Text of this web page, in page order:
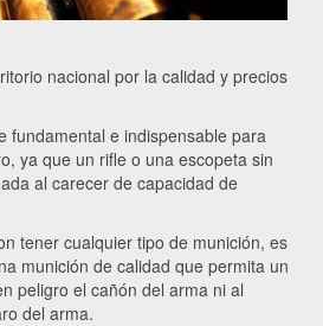
nacional por la calidad y precios
fundamental e indispensable para
ya que un rifle o una escopeta sin
al carecer de capacidad de
tener cualquier tipo de munición, es
munición de calidad que permita un
peligro el cañón del arma ni al
del arma.